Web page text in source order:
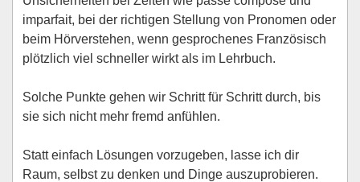
imparfait, bei der richtigen Stellung von Pronomen oder
beim Hörverstehen, wenn gesprochenes Französisch
plötzlich viel schneller wirkt als im Lehrbuch.
Solche Punkte gehen wir Schritt für Schritt durch, bis
sie sich nicht mehr fremd anfühlen.
Statt einfach Lösungen vorzugeben, lasse ich dir
Raum, selbst zu denken und Dinge auszuprobieren.